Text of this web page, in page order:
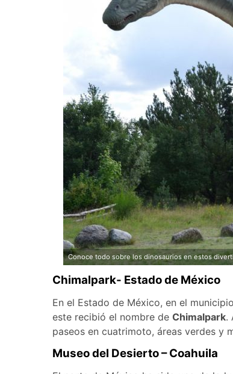
Conoce todo sobre los dinosaurios en estos
Chimalpark- Estado de México
En el Estado de México, en el
este recibió el nombre de Chimalpark.
paseos en cuatrimoto, áreas verdes y
Museo del Desierto – Coahuila